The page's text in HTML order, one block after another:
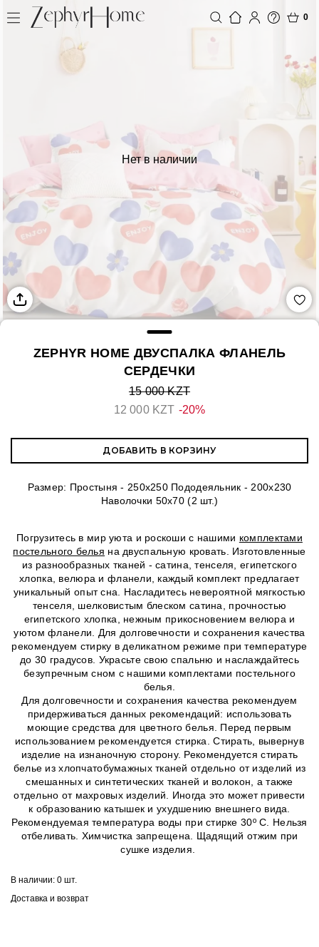
0
Нет в наличии
ZEPHYR HOME ДВУСПАЛКА ФЛАНЕЛЬ
СЕРДЕЧКИ
15 000 KZT
12 000 KZT -20%
ДОБАВИТЬ В КОРЗИНУ
Размер: Простыня - 250х250 Пододеяльник - 200х230
Наволочки 50х70 (2 шт.)
Погрузитесь в мир уюта и роскоши с нашими комплектами
постельного белья на двуспальную кровать. Изготовленные
из разнообразных тканей - сатина, тенселя, египетского
хлопка, велюра и фланели, каждый комплект предлагает
уникальный опыт сна. Насладитесь невероятной мягкостью
тенселя, шелковистым блеском сатина, прочностью
египетского хлопка, нежным прикосновением велюра и
уютом фланели. Для долговечности и сохранения качества
рекомендуем стирку в деликатном режиме при температуре
до 30 градусов. Украсьте свою спальню и наслаждайтесь
безупречным сном с нашими комплектами постельного
белья.
Для долговечности и сохранения качества рекомендуем
придерживаться данных рекомендаций: использовать
моющие средства для цветного белья. Перед первым
использованием рекомендуется стирка. Стирать, вывернув
изделие на изнаночную сторону. Рекомендуется стирать
белье из хлопчатобумажных тканей отдельно от изделий из
смешанных и синтетических тканей и волокон, а также
отдельно от махровых изделий. Иногда это может привести
к образованию катышек и ухудшению внешнего вида.
Рекомендуемая температура воды при стирке 30º C. Нельзя
отбеливать. Химчистка запрещена. Щадящий отжим при
сушке изделия.
В наличии: 0 шт.
Доставка и возврат